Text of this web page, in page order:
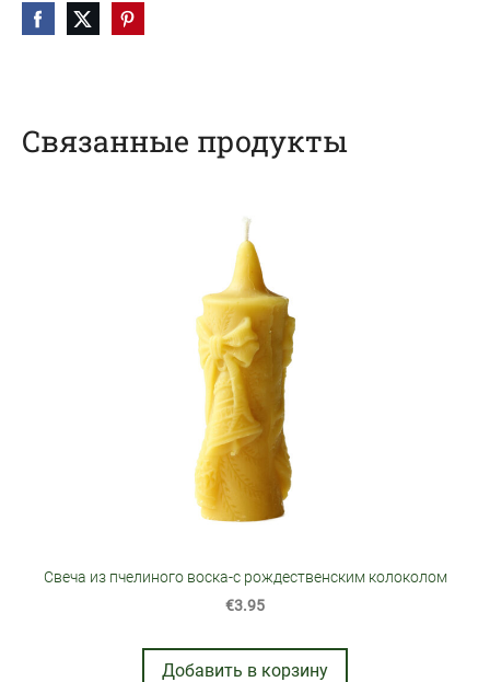
Связанные продукты
Свеча из пчелиного воска-с рождественским колоколом
€3.95
Добавить в корзину